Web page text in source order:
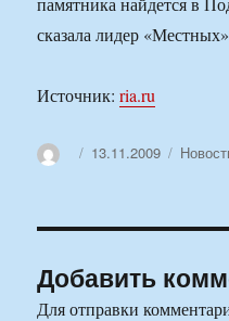
сказала лидер
Источник:ria.ru
АвторОпубликовано
13.11.2009
Добавить
Для отправки